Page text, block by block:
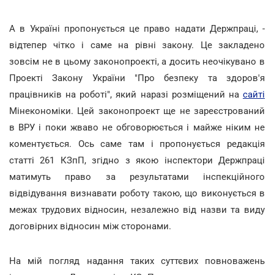
А в Україні пропонується це право надати Держпраці, -
відтепер чітко і саме на рівні закону. Це закладено
зовсім не в цьому законопроекті, а досить неочікувано в
Проекті Закону України "Про безпеку та здоров'я
працівників на роботі", який наразі розміщений на сайті
Мінекономіки. Цей законопроект ще не зареєстрований
в ВРУ і поки жваво не обговорюється і майже ніким не
коментується. Ось саме там і пропонується редакція
статті 261 КЗпП, згідно з якою інспектори Держпраці
матимуть право за результатами інспекційного
відвідування визнавати роботу такою, що виконується в
межах трудових відносин, незалежно від назви та виду
договірних відносин між сторонами.
На мій погляд надання таких суттєвих повноважень